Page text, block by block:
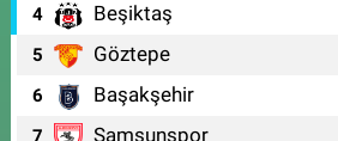
4 Beşiktaş
5 Göztepe
6 Başakşehir
Samsunspor